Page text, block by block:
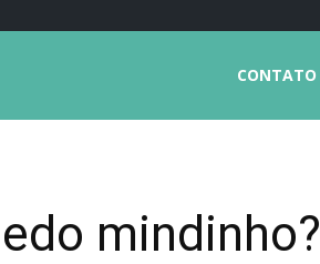
CONTATO
mindinho?